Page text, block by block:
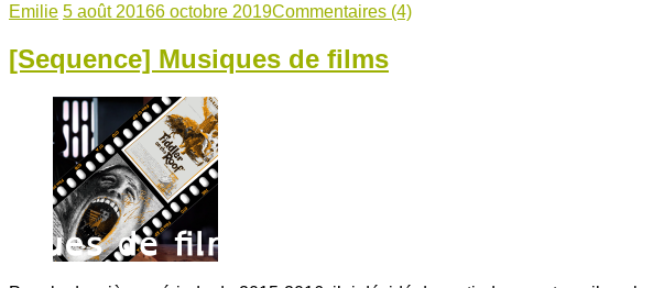
Emilie 5 août 20166 octobre 2019Commentaires (4)
[Sequence] Musiques de films